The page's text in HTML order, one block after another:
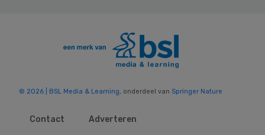
© 2026 | BSL Media & Learning, onderdeel van Springer Nature
Contact
Adverteren